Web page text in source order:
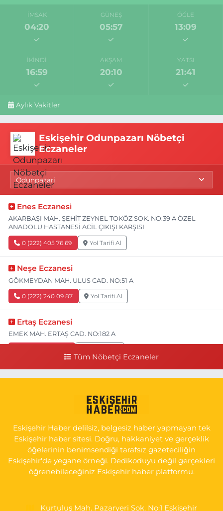
İMSAK
04:20
GÜNEŞ
05:57
ÖĞLE
13:09
İKINDI
16:59
AKŞAM
20:10
YATSI
21:41
Aylık Vakitler
Eskişehir Odunpazarı Nöbetçi
Eczaneler
Enes Eczanesi
AKARBAŞI MAH. ŞEHİT ZEYNEL TOKÖZ SOK. NO:39 A ÖZEL
ANADOLU HASTANESİ ACİL ÇIKIŞI KARŞISI
0 (222) 405 76 69 Yol Tarifi Al
Neşe Eczanesi
GÖKMEYDAN MAH. ULUS CAD. NO:51 A
0 (222) 240 09 87 Yol Tarifi Al
Ertaş Eczanesi
EMEK MAH. ERTAŞ CAD. NO:182 A
YAN SOKAĞI POLİKLİNİK KAPISI TAM KARŞISI I
Yol Tarifi Al
Tüm Nöbetçi Eczaneler
Eskişehir Haber delilsiz, belgesiz haber yapmayan tek
Eskişehir haber sitesi. Doğru, hakkaniyet ve gerçeklik
öğelerinin benimsendiği tarafsız gazeteciliğin
Eskişehir'de yegane örneği. Dedikoduyu değil gerçekleri
öğrenebileceğiniz Eskişehir haber platformu.
Kurtuluş Mah. Pazaryeri Sok. No:1 Eskişehir